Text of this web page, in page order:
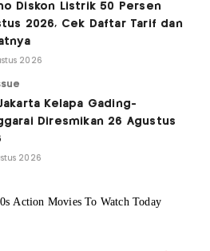
Diskon Listrik 50 Persen
2026, Cek Daftar Tarif dan
2026
Kelapa Gading-
Diresmikan 26 Agustus
2026